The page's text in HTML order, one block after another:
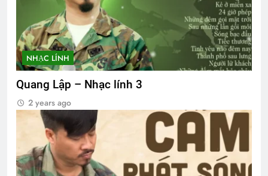
NHẠC LÍNH
Quang Lập – Nhạc lính 3
2 years ago